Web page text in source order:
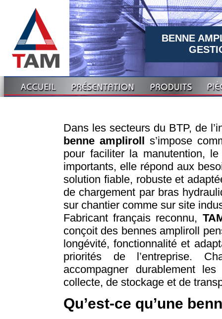
BENNE
Dans les secteurs du BTP, de
benne ampliroll s’impose
pour faciliter la manutention,
importants, elle répond aux
solution fiable, robuste et
de chargement par bras
sur chantier comme sur site
Fabricant français reconnu,
conçoit des bennes ampliroll
longévité, fonctionnalité et
priorités de l’entreprise.
accompagner durablement
collecte, de stockage et de
Qu’est-ce qu’une